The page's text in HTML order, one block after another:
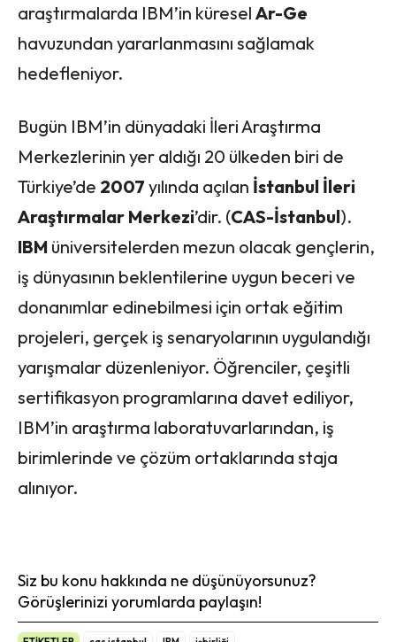
araştırmalarda IBM’in küresel Ar-Ge
havuzundan yararlanmasını sağlamak
hedefleniyor.
Bugün IBM’in dünyadaki İleri Araştırma
Merkezlerinin yer aldığı 20 ülkeden biri de
Türkiye’de 2007 yılında açılan İstanbul İleri
Araştırmalar Merkezi’dir. (CAS-İstanbul).
IBM üniversitelerden mezun olacak gençlerin,
iş dünyasının beklentilerine uygun beceri ve
donanımlar edinebilmesi için ortak eğitim
projeleri, gerçek iş senaryolarının uygulandığı
yarışmalar düzenleniyor. Öğrenciler, çeşitli
sertifikasyon programlarına davet ediliyor,
IBM’in araştırma laboratuvarlarından, iş
birimlerinde ve çözüm ortaklarında staja
alınıyor.
Siz bu konu hakkında ne düşünüyorsunuz?
Görüşlerinizi yorumlarda paylaşın!